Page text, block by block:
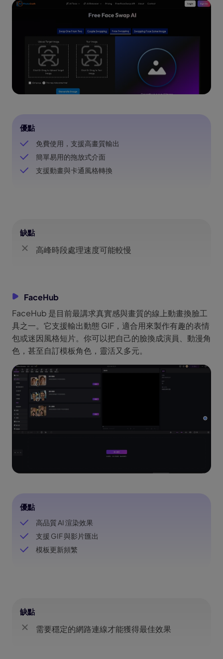
優點
免費使用，支援高畫質輸出
簡單易用的拖放式介面
支援動畫與卡通風格轉換
缺點
高峰時段處理速度可能較慢
FaceHub
FaceHub 是目前最講求真實感與畫質的線上動畫換臉工
具之一。它支援輸出動態 GIF，適合用來製作有趣的表情
包或迷因風格短片。你可以把自己的臉換成演員、動漫角
色，甚至自訂模板角色，靈活又多元。
優點
高品質 AI 渲染效果
支援 GIF 與影片匯出
模板更新頻繁
缺點
需要穩定的網路連線才能獲得最佳效果